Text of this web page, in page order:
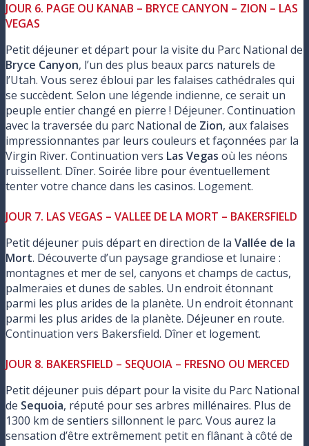
JOUR 6. PAGE OU KANAB – BRYCE CANYON – ZION – LAS
VEGAS
Petit déjeuner et départ pour la visite du Parc National de
Bryce Canyon, l’un des plus beaux parcs naturels de
l’Utah. Vous serez ébloui par les falaises cathédrales qui
se succèdent. Selon une légende indienne, ce serait un
peuple entier changé en pierre ! Déjeuner. Continuation
avec la traversée du parc National de Zion, aux falaises
impressionnantes par leurs couleurs et façonnées par la
Virgin River. Continuation vers Las Vegas où les néons
ruissellent. Dîner. Soirée libre pour éventuellement
tenter votre chance dans les casinos. Logement.
JOUR 7. LAS VEGAS – VALLEE DE LA MORT – BAKERSFIELD
Petit déjeuner puis départ en direction de la Vallée de la
Mort. Découverte d’un paysage grandiose et lunaire :
montagnes et mer de sel, canyons et champs de cactus,
palmeraies et dunes de sables. Un endroit étonnant
parmi les plus arides de la planète. Un endroit étonnant
parmi les plus arides de la planète. Déjeuner en route.
Continuation vers Bakersfield. Dîner et logement.
JOUR 8. BAKERSFIELD – SEQUOIA – FRESNO OU MERCED
Petit déjeuner puis départ pour la visite du Parc National
de Sequoia, réputé pour ses arbres millénaires. Plus de
1300 km de sentiers sillonnent le parc. Vous aurez la
sensation d’être extrêmement petit en flânant à côté de